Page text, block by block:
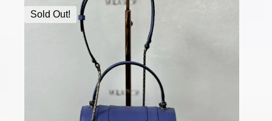
Sold Out!